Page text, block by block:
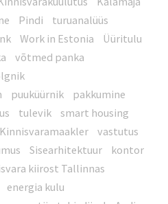
Pindi
turuanalüüs
Work in Estonia
Üüritulu
võtmed panka
puuküürnik
pakkumine
tulevik
smart housing
Kinnisvaramaakler
vastutus
Sisearhitektuur
kontor
kiirost Tallinnas
energia kulu